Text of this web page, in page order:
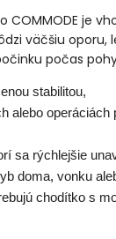
COMMODE je
väčšiu oporu,
počas
stabilitou,
alebo operáciách
sa rýchlejšie
doma, vonku
chodítko s